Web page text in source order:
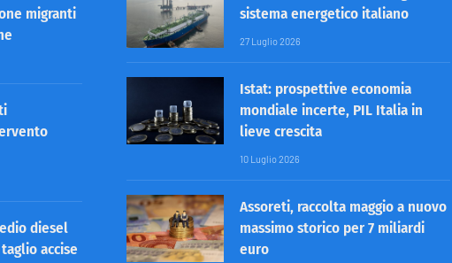
migranti
diesel
accise
sistema energetico italiano
27 Luglio 2026
Istat: prospettive economia
mondiale incerte, PIL Italia in
lieve crescita
10 Luglio 2026
Assoreti, raccolta maggio a nuovo
massimo storico per 7 miliardi
euro